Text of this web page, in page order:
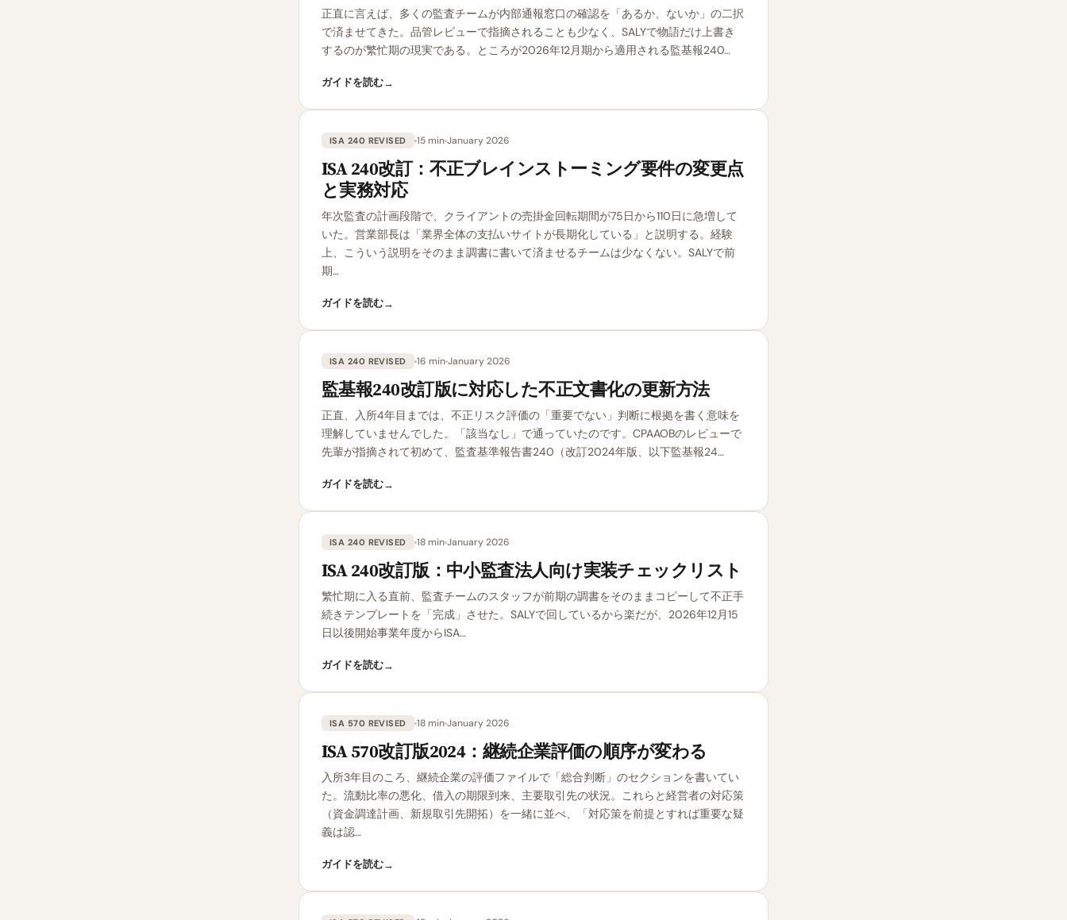
正直に言えば、多くの監査チームが内部通報窓口の確認を「あるか、ないか」の二択
で済ませてきた。品管レビューで指摘されることも少なく、SALYで物語だけ上書き
するのが繁忙期の現実である。ところが2026年12月期から適用される監基報240…
ガイドを読む→
ISA 240 REVISED 15 minJanuary 2026
ISA 240改訂：不正ブレインストーミング要件の変更点
と実務対応
年次監査の計画段階で、クライアントの売掛金回転期間が75日から110日に急増して
いた。営業部長は「業界全体の支払いサイトが長期化している」と説明する。経験
上、こういう説明をそのまま調書に書いて済ませるチームは少なくない。SALYで前
期…
ガイドを読む→
ISA 240 REVISED 16 minJanuary 2026
監基報240改訂版に対応した不正文書化の更新方法
正直、入所4年目までは、不正リスク評価の「重要でない」判断に根拠を書く意味を
理解していませんでした。「該当なし」で通っていたのです。CPAAOBのレビューで
先輩が指摘されて初めて、監査基準報告書240（改訂2024年版、以下監基報24…
ガイドを読む→
ISA 240 REVISED 18 minJanuary 2026
ISA 240改訂版：中小監査法人向け実装チェックリスト
繁忙期に入る直前、監査チームのスタッフが前期の調書をそのままコピーして不正手
続きテンプレートを「完成」させた。SALYで回しているから楽だが、2026年12月15
日以後開始事業年度からISA…
ガイドを読む→
ISA 570 REVISED 18 minJanuary 2026
ISA 570改訂版2024：継続企業評価の順序が変わる
入所3年目のころ、継続企業の評価ファイルで「総合判断」のセクションを書いてい
た。流動比率の悪化、借入の期限到来、主要取引先の状況。これらと経営者の対応策
（資金調達計画、新規取引先開拓）を一緒に並べ、「対応策を前提とすれば重要な疑
義は認…
ガイドを読む→